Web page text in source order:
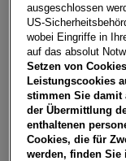
**Freibleibendes
USt, NoVA, zzgl.
29.290,00,
variabel,
EUR 36.478,83.
ein individuelles
ausgeschlossen
US-
wobei Eingriffe in
auf das absolut
Setzen von
Leistungscookies
stimmen Sie damit
der Übermittlung
enthaltenen
Cookies, die für
werden, finden Sie